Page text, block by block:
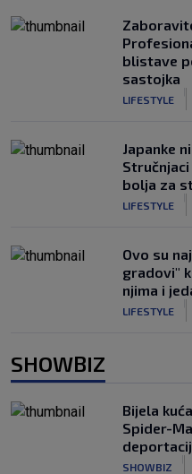
blistave
sastojka
LIFESTYLE
Japanke
bolja za
LIFESTYLE
Ovo su
gradovi"
njima i
LIFESTYLE
SHOWBIZ
Bijela
Spider-
SHOWBIZ